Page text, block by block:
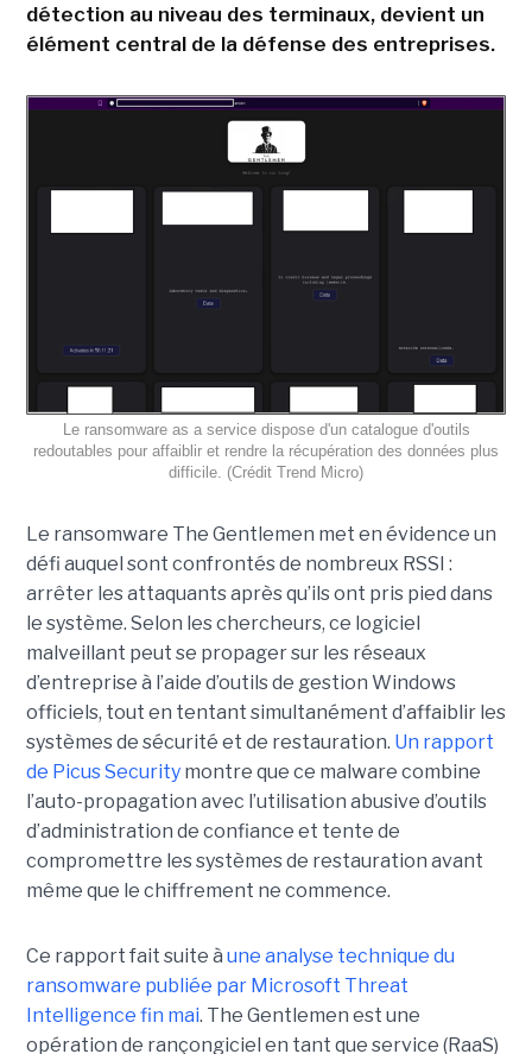
détection au niveau des terminaux, devient un
élément central de la défense des entreprises.
Le ransomware as a service dispose d'un catalogue d'outils
redoutables pour affaiblir et rendre la récupération des données plus
difficile. (Crédit Trend Micro)
Le ransomware The Gentlemen met en évidence un
défi auquel sont confrontés de nombreux RSSI :
arrêter les attaquants après qu’ils ont pris pied dans
le système. Selon les chercheurs, ce logiciel
malveillant peut se propager sur les réseaux
d’entreprise à l’aide d’outils de gestion Windows
officiels, tout en tentant simultanément d’affaiblir les
systèmes de sécurité et de restauration. Un rapport
de Picus Securitymontre que ce malware combine
l’auto-propagation avec l’utilisation abusive d’outils
d’administration de confiance et tente de
compromettre les systèmes de restauration avant
même que le chiffrement ne commence.
Ce rapport fait suite à une analyse technique du
ransomware publiée par Microsoft Threat
Intelligence fin mai. The Gentlemen est une
opération de rançongiciel en tant que service (RaaS)